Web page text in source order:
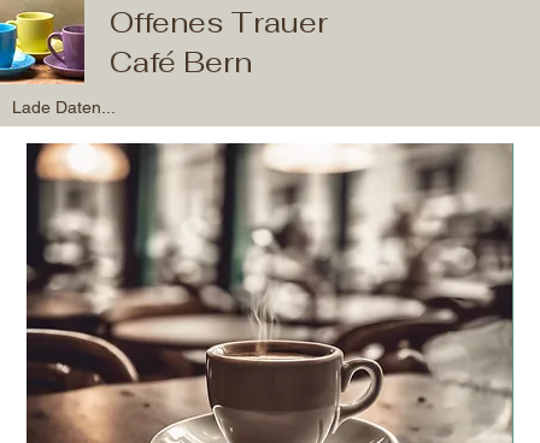
Lade Daten...
Offenes Trauer
Café Bern